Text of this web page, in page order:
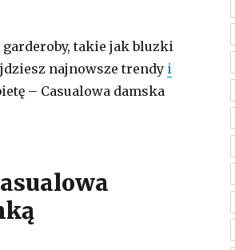
takie jak bluzki
najnowsze trendy i
– Casualowa damska